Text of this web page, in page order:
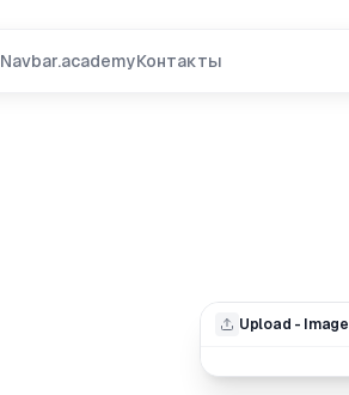
Navbar.academyКонтакты
Upload - Image